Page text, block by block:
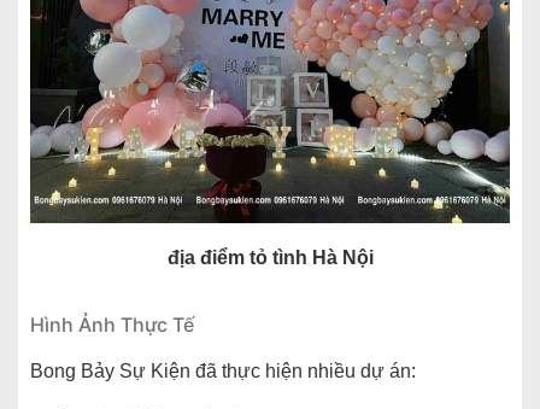
địa điểm tỏ tình Hà Nội
Hình Ảnh Thực Tế
Bong Bảy Sự Kiện đã thực hiện nhiều dự án: